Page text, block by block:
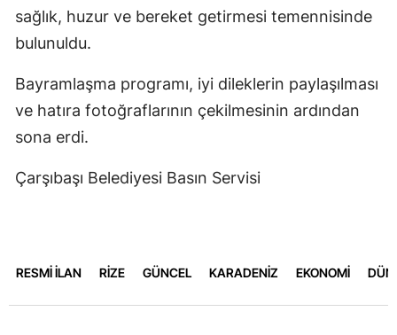
sağlık, huzur ve bereket getirmesi temennisinde
bulunuldu.
Bayramlaşma programı, iyi dileklerin paylaşılması
ve hatıra fotoğraflarının çekilmesinin ardından
sona erdi.
Çarşıbaşı Belediyesi Basın Servisi
RESMİ İLAN RİZE GÜNCEL KARADENİZ EKONOMİ